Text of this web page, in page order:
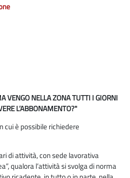
VENGO NELLA ZONA TUTTI I GIORNI
L’ABBONAMENTO?"
cui è possibile richiedere
di attività, con sede lavorativa
qualora l’attività si svolga di norma